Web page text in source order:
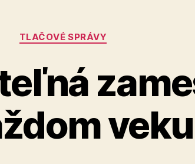
Kategórie
TLAČOVÉ SPRÁVY
veku